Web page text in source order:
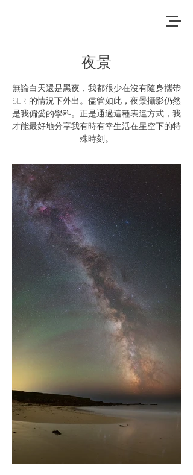
夜景
無論白天還是黑夜，我都很少在沒有隨身攜帶
SLR 的情況下外出。儘管如此，夜景攝影仍然
是我偏愛的學科。正是通過這種表達方式，我
才能最好地分享我有時有幸生活在星空下的特
殊時刻。